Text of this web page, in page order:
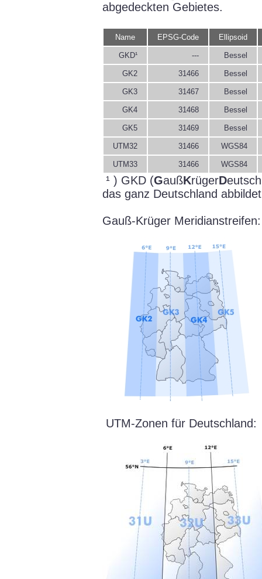
abgedeckten Gebietes.
Name EPSG-Code Ellipsoid
GKD¹ --- Bessel
GK2 31466 Bessel
GK3 31467 Bessel
GK4 31468 Bessel
GK5 31469 Bessel
UTM32 31466 WGS84
UTM33 31466 WGS84
¹ ) GKD (GaußKrügerD
das ganz Deutschland
Gauß-Krüger Meridianstreifen:
UTM-Zonen für Deutschland: